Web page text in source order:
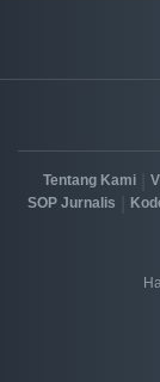
Tentang Kami
SOP Jurnalis